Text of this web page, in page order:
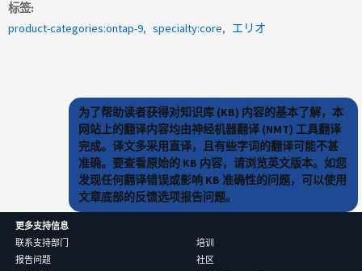
标签
product-categories:ontap-9
specialty:core エリオ
为了帮助读者获得对知识库 (KB) 内容的基本了解，本
网站上的翻译内容均由神经机器翻译 (NMT) 工具翻译
完成。译文多采用直译，且有些字词的翻译可能不甚
准确。要查看原始的 KB 内容，请浏览英文版本。如您
发现任何翻译错误或影响 KB 准确性的问题，可以使用
文章底部的反馈选项报告问题。
更多支持信息
联系支持部门
报告问题
培训
社区